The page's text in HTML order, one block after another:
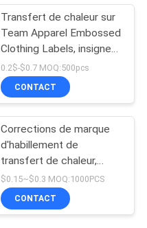
Transfert de chaleur sur
Team Apparel Embossed
Clothing Labels, insigne
de Tpu de vêtement
0.2$-$0.7 MOQ:500pcs
CONTACT
Corrections de marque
d'habillement de
transfert de chaleur,
insigne de TPU pour
Team Apparel
$0.15~$0.3 MOQ:1000PCS
CONTACT